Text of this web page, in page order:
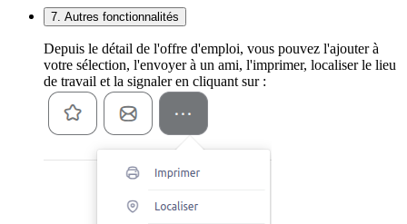
7. Autres fonctionnalités
Depuis le détail de l'offre d'emploi, vous pouvez l'ajouter à
votre sélection, l'envoyer à un ami, l'imprimer, localiser le lieu
de travail et la signaler en cliquant sur :